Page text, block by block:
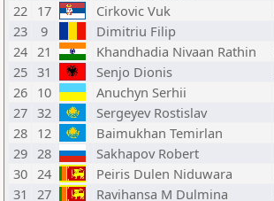
22 17 Cirkovic Vuk
23
9 Dimitriu Filip
24 21 Khandhadia Nivaan Rathin
25 31 Senjo Dionis
26 10 Anuchyn Serhii
27 32 Sergeyev Rostislav
28 12 Baimukhan Temirlan
29 28 Sakhapov Robert
30 24 Peiris Dulen Niduwara
31
27 Ravihansa M Dulmina